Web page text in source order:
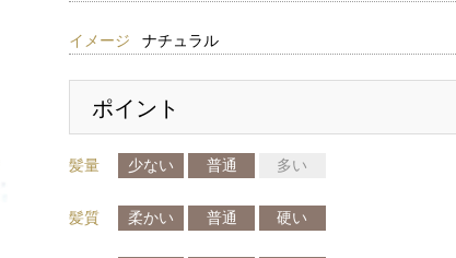
イメージ ナチュラル
ポイント
髪量 少ない 普通 多い
髪質 柔かい 普通 硬い